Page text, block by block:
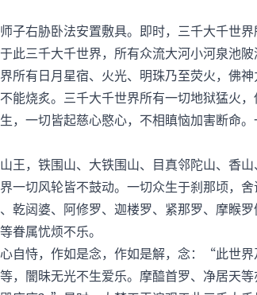
右胁卧法安置敷具。即时，三千大千世界
此三千大千世界，所有众流大河小河泉池
所有日月星宿、火光、明珠乃至荧火，佛
能烧炙。三千大千世界所有一切地狱猛火
，一切皆起慈心愍心，不相瞋恼加害断命
，铁围山、大铁围山、目真邻陀山、香
切风轮皆不鼓动。一切众生于刹那顷，舍
乾闼婆、阿修罗、迦楼罗、紧那罗、摩睺
眷属忧烦不乐。
恃，作如是念，作如是解，念：“此世
，闇昧无光不生爱乐。摩醯首罗、净居天